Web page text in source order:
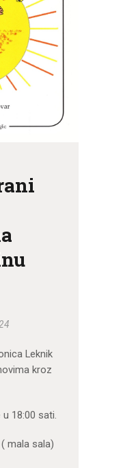
Leknik
kroz
18:00 sati.
mala sala)